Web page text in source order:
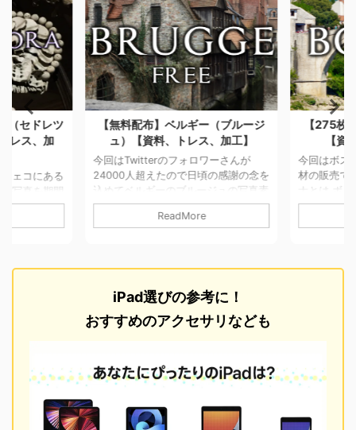
（セドレツ
レス、加
ェコにある
写真を期間
します。 ク
数の人骨で
利用に ...
【無料配布】ベルギー（ブルージ
ュ）【資料、トレス、加工】
今回はTwitterのフォロワーさんが
24000人超えたので日頃の感謝の念を
込めてベルギーのブルージュの写真素
材を155枚を無料配布します。
Brugge/ブルージュ 中世の姿を今に残
れるブルッヘは、ベルギーの海岸から
を ...ベルギー北部に位置する街で町
ます。 詳細&利用について 無料 撮影
ReadMore
【275枚
【資
今回はボス
材の販売で
ナとは ボ
慣れないか
の爪痕が見
た。 詳細&
iPad選びの参考に！
おすすめのアクセサリなども